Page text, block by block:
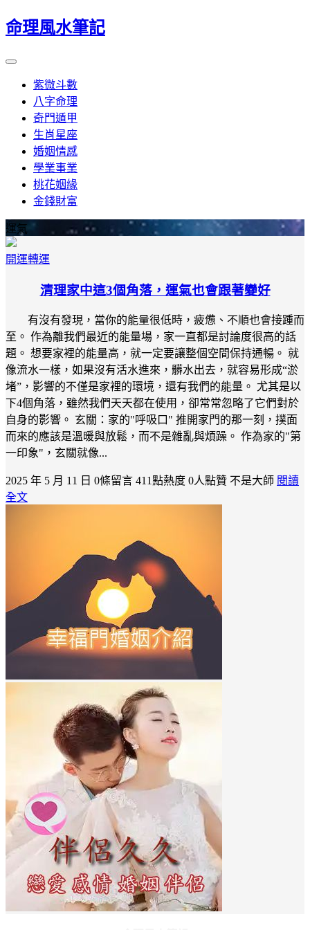
命理風水筆記
紫微斗數
八字命理
奇門遁甲
生肖星座
婚姻情感
學業事業
桃花姻緣
金錢財富
運氣
開運轉運
清理家中這3個角落，運氣也會跟著變好
有沒有發現，當你的能量很低時，疲憊、不順也會接踵而
至。 作為離我們最近的能量場，家一直都是討論度很高的話
題。 想要家裡的能量高，就一定要讓整個空間保持通暢。 就
像流水一樣，如果沒有活水進來，髒水出去，就容易形成“淤
堵”，影響的不僅是家裡的環境，還有我們的能量。 尤其是以
下4個角落，雖然我們天天都在使用，卻常常忽略了它們對於
自身的影響。 玄關：家的"呼吸口" 推開家門的那一刻，撲面
而來的應該是溫暖與放鬆，而不是雜亂與煩躁。 作為家的"第
一印象"，玄關就像...
2025 年 5 月 11 日 0條留言 411點熱度 0人點贊 不是大師 閱讀
全文